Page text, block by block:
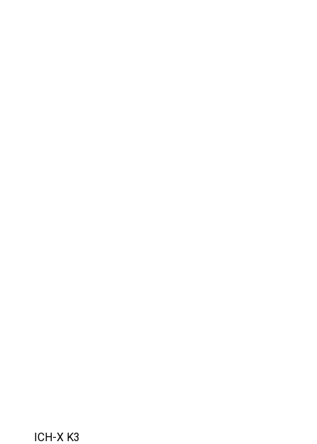
ICH-X K3